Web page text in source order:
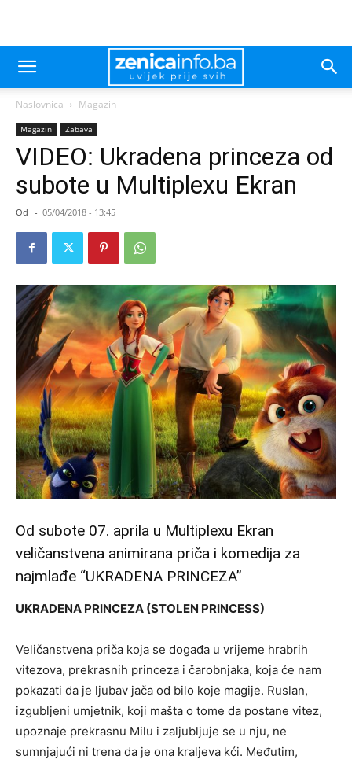
Naslovnica Magazin
Magazin Zabava
VIDEO: Ukradena princeza od
subote u Multiplexu Ekran
Od - 05/04/2018 - 13:45
Od subote 07. aprila u Multiplexu Ekran
veličanstvena animirana priča i komedija za
najmlađe “UKRADENA PRINCEZA”
UKRADENA PRINCEZA (STOLEN PRINCESS)
Veličanstvena priča koja se događa u vrijeme hrabrih
vitezova, prekrasnih princeza i čarobnjaka, koja će nam
pokazati da je ljubav jača od bilo koje magije. Ruslan,
izgubljeni umjetnik, koji mašta o tome da postane vitez,
upoznaje prekrasnu Milu i zaljubljuje se u nju, ne
sumnjajući ni trena da je ona kraljeva kći. Međutim,